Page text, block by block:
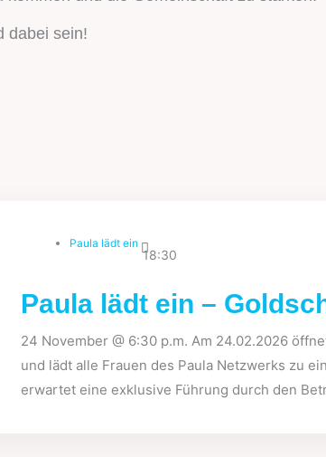
dabei sein!
Paula lädt ein
18:30
Paula lädt ein –
24 November @ 6:30 p.m. Am 24.02.2026
und lädt alle Frauen des Paula Netzwerks zu
erwartet eine exklusive Führung durch den